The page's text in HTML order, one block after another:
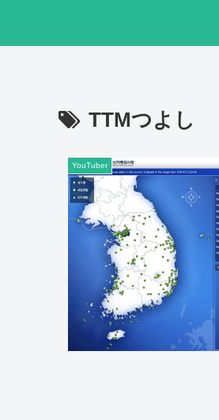
TTMつよし
YouTuber